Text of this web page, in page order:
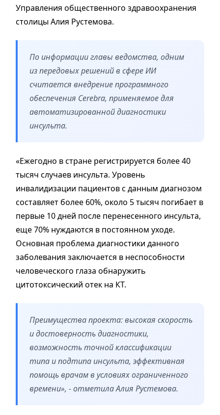
Управления общественного здравоохранения
столицы Алия Рустемова.
По информации главы ведомства, одним
из передовых решений в сфере ИИ
считается внедрение программного
обеспечения Cerebra, применяемое для
автоматизированной диагностики
инсульта.
«Ежегодно в стране регистрируется более 40
тысяч случаев инсульта. Уровень
инвалидизации пациентов с данным диагнозом
составляет более 60%, около 5 тысяч погибает в
первые 10 дней после перенесенного инсульта,
еще 70% нуждаются в постоянном уходе.
Основная проблема диагностики данного
заболевания заключается в неспособности
человеческого глаза обнаружить
цитотоксический отек на КТ.
Преимущества проекта: высокая скорость
и достоверность диагностики,
возможность точной классификации
типа и подтипа инсульта, эффективная
помощь врачам в условиях ограниченного
времени», - отметила Алия Рустемова.